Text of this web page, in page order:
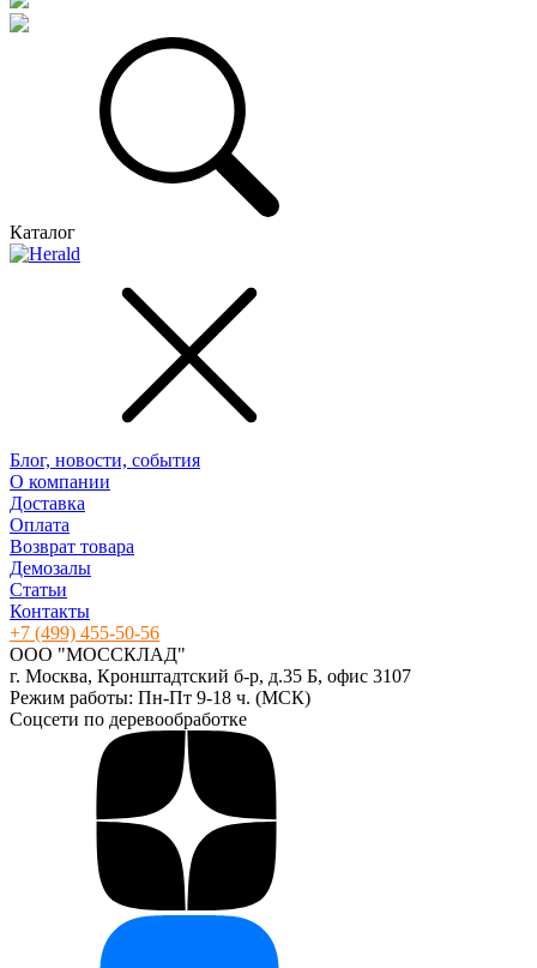
Каталог
Блог, новости, события
О компании
Доставка
Оплата
Возврат товара
Демозалы
Статьи
Контакты
+7 (499) 455-50-56
ООО "МОССКЛАД"
г. Москва, Кронштадтский б-р, д.35 Б, офис 3107
Режим работы: Пн-Пт 9-18 ч. (МСК)
Соцсети по деревообработке